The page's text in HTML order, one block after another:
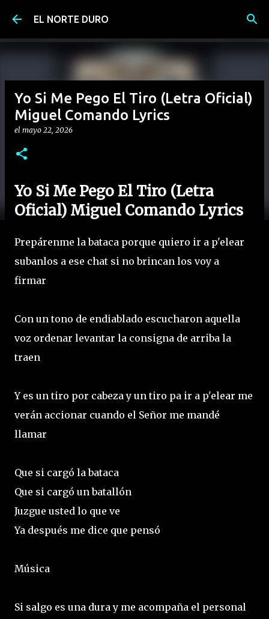
Ir al contenido principal
EL NORTE DURO
Yo Si Me Pego El Tiro (Letra Oficial)
Miguel Comando Lyrics
el mayo 22, 2026
Yo Si Me Pego El Tiro (Letra
Oficial) Miguel Comando Lyrics
Prepárenme la bataca porque quiero ir a p'elear
subanlos a ese chat si no brincan los voy a
firmar
Con un tono de endiablado escucharon aquella
voz ordenar levantar la consigna de arriba la
traen
Y es un tiro por cabeza y un tiro pa ir a p'elear me
verán accionar cuando el Señor me mandé
llamar
Que si cargó la bataca
Que si cargó un batallón
Juzgue usted lo que ve
Ya después me dice que pensó
Música
Si salgo es una dura y me acompaña el personal